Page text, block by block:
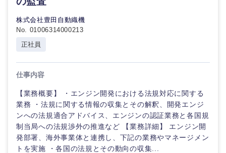
株式会社豊田自動織機
No. 01006314000213
正社員
仕事内容
【業務概要】 ・エンジン開発における法規対応に関する
業務 ・法規に関する情報の収集とその解釈、開発エンジ
ンへの法規適合アドバイス、エンジンの認証業務と各国規
制当局への法規渉外の推進など 【業務詳細】 エンジン開
発部署、海外事業体と連携し、下記の業務やマネージメン
トを実施 ・各国の法規とその動向の収集...